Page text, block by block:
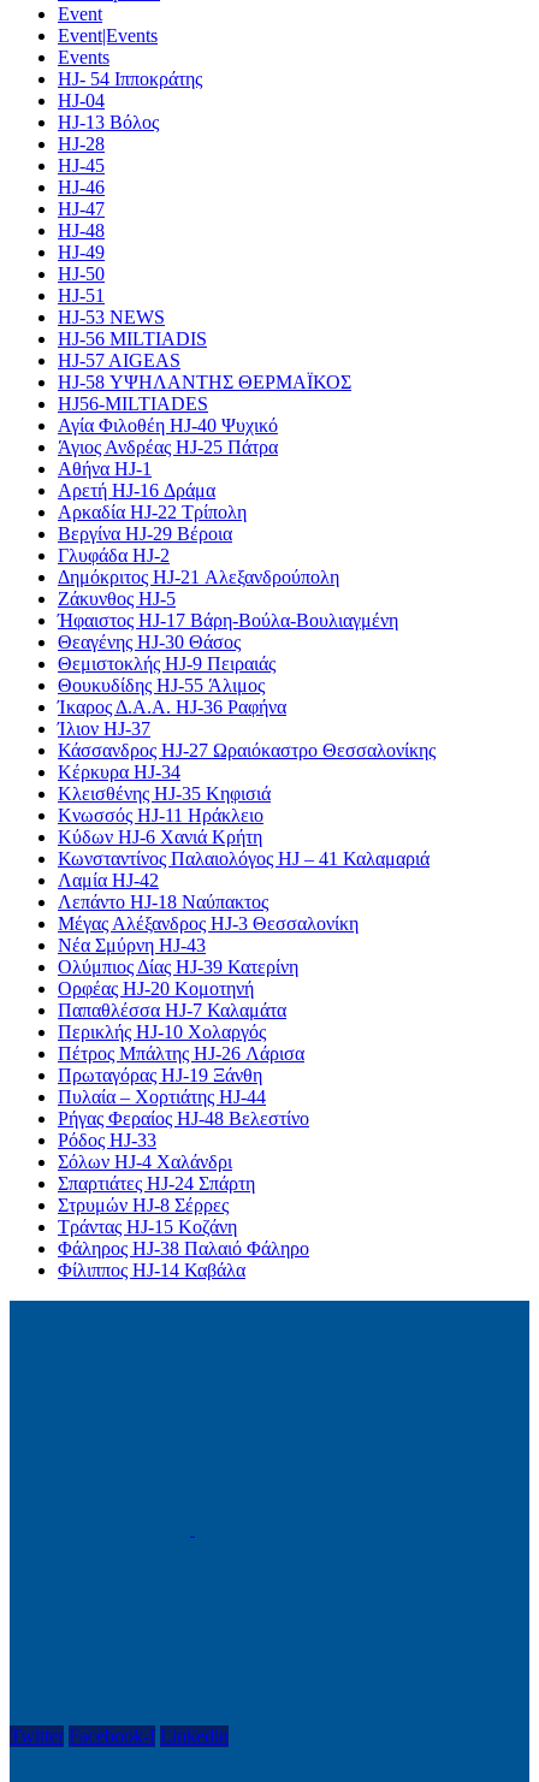
Event
Event|Events
Events
HJ- 54 Ιπποκράτης
HJ-04
HJ-13 Βόλος
HJ-28
HJ-45
HJ-46
HJ-47
HJ-48
HJ-49
HJ-50
HJ-51
HJ-53 NEWS
HJ-56 MILTIADIS
HJ-57 AIGEAS
HJ-58 ΥΨΗΛΑΝΤΗΣ ΘΕΡΜΑΪΚΟΣ
HJ56-MILTIADES
Αγία Φιλοθέη HJ-40 Ψυχικό
Άγιος Ανδρέας HJ-25 Πάτρα
Αθήνα HJ-1
Αρετή HJ-16 Δράμα
Αρκαδία HJ-22 Τρίπολη
Βεργίνα HJ-29 Βέροια
Γλυφάδα HJ-2
Δημόκριτος HJ-21 Αλεξανδρούπολη
Ζάκυνθος HJ-5
Ήφαιστος HJ-17 Βάρη-Βούλα-Βουλιαγμένη
Θεαγένης HJ-30 Θάσος
Θεμιστοκλής HJ-9 Πειραιάς
Θουκυδίδης HJ-55 Άλιμος
Ίκαρος Δ.Α.Α. HJ-36 Ραφήνα
Ίλιον HJ-37
Κάσσανδρος HJ-27 Ωραιόκαστρο Θεσσαλονίκης
Κέρκυρα HJ-34
Κλεισθένης HJ-35 Κηφισιά
Κνωσσός HJ-11 Ηράκλειο
Κύδων HJ-6 Χανιά Κρήτη
Κωνσταντίνος Παλαιολόγος HJ – 41 Καλαμαριά
Λαμία HJ-42
Λεπάντο HJ-18 Ναύπακτος
Μέγας Αλέξανδρος HJ-3 Θεσσαλονίκη
Νέα Σμύρνη HJ-43
Ολύμπιος Δίας HJ-39 Κατερίνη
Ορφέας HJ-20 Κομοτηνή
Παπαθλέσσα HJ-7 Καλαμάτα
Περικλής HJ-10 Χολαργός
Πέτρος Μπάλτης HJ-26 Λάρισα
Πρωταγόρας HJ-19 Ξάνθη
Πυλαία – Χορτιάτης HJ-44
Ρήγας Φεραίος HJ-48 Βελεστίνο
Ρόδος HJ-33
Σόλων HJ-4 Χαλάνδρι
Σπαρτιάτες HJ-24 Σπάρτη
Στρυμών HJ-8 Σέρρες
Τράντας HJ-15 Κοζάνη
Φάληρος HJ-38 Παλαιό Φάληρο
Φίλιππος HJ-14 Καβάλα
Twitter Facebook-f Linkedin